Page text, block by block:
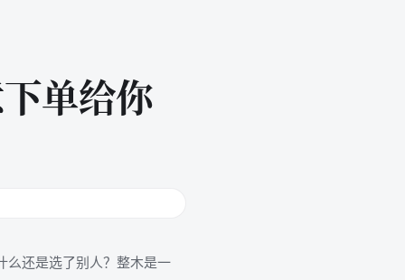
单给你
么还是选了别人？整木是一